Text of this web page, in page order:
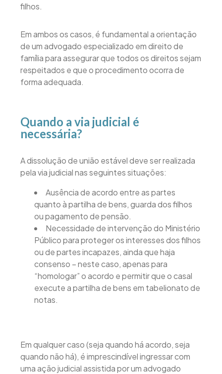
filhos.
Em ambos os casos, é fundamental a orientação
de um advogado especializado em direito de
família para assegurar que todos os direitos sejam
respeitados e que o procedimento ocorra de
forma adequada.
Quando a via judicial é
necessária?
A dissolução de união estável deve ser realizada
pela via judicial nas seguintes situações:
Ausência de acordo entre as partes
quanto à partilha de bens, guarda dos filhos
ou pagamento de pensão.
Necessidade de intervenção do Ministério
Público para proteger os interesses dos filhos
ou de partes incapazes, ainda que haja
consenso – neste caso, apenas para
“homologar” o acordo e permitir que o casal
execute a partilha de bens em tabelionato de
notas.
Em qualquer caso (seja quando há acordo, seja
quando não há), é imprescindível ingressar com
uma ação judicial assistida por um advogado